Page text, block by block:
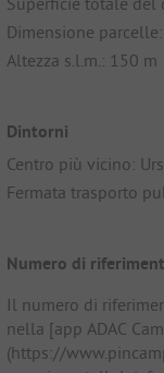
Dimensione
Altezza s.l.m.: 150 m
Dintorni
Centro più vicino:
Fermata trasporto
Numero di
Il numero di
nella [app ADAC
(https://